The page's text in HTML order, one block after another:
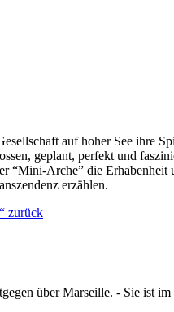
auf hoher See ihre
geplant, perfekt und
“Mini-Arche” die
erzählen.
zurück
über Marseille. - Sie ist